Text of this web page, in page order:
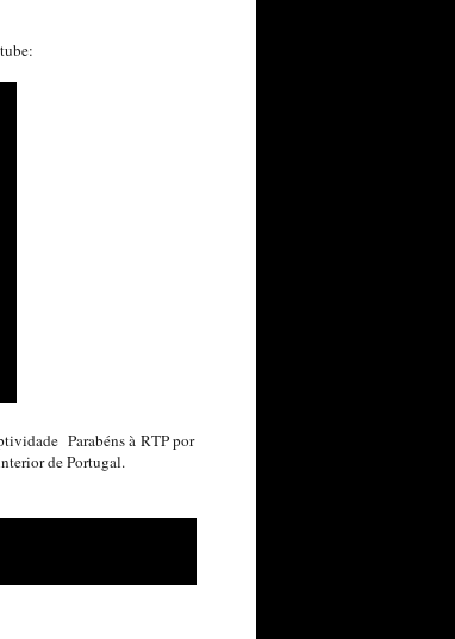
Parabéns à RTP por
de Portugal.